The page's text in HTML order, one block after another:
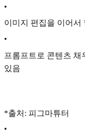
•
이미지 편집을 이어서
•
프롬프트로 콘텐츠 채
있음
*출처: 피그마튜터
•